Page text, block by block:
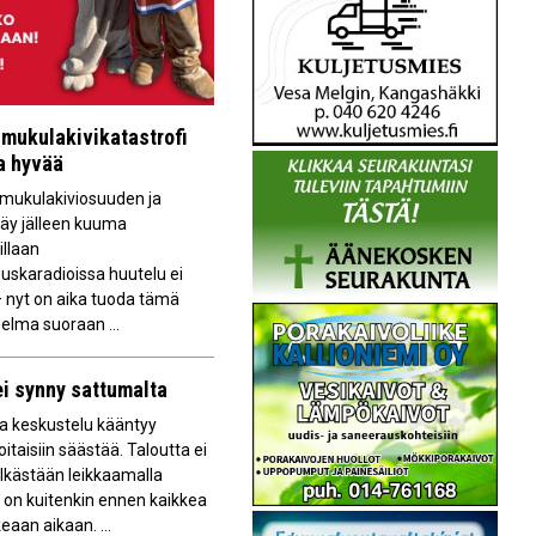
hyvää
ja
jälleen kuuma
huutelu ei
on aika tuoda tämä
suoraan ...
synny sattumalta
keskustelu kääntyy
säästää. Taloutta ei
leikkaamalla
kuitenkin ennen kaikkea
aikaan. ...